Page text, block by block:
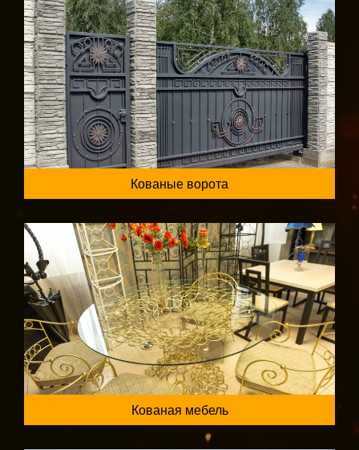
Кованые ворота
Кованая мебель